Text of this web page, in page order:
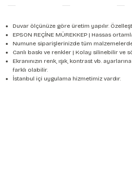
Duvar ölçünüze göre üretim yapılır.
EPSON REÇİNE MÜREKKEP | Hassas
Numune siparişlerinizde tüm
Canlı baskı ve renkler | Kolay silinebilir ve
Ekranınızın renk, ışık, kontrast vb.
farklı olabilir.
İstanbul içi uygulama hizmetimiz vardır.